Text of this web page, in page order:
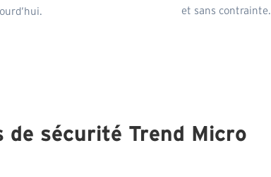
et sans contrainte.
sécurité Trend Micro